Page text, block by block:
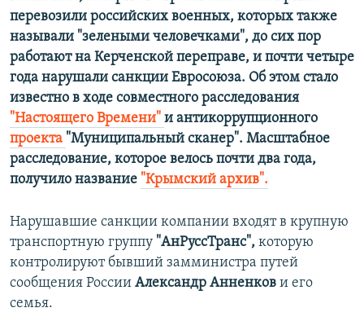
перевозили российских военных, которых также
называли "зелеными человечками", до сих пор
работают на Керченской переправе, и почти четыре
года нарушали санкции Евросоюза. Об этом стало
известно в ходе совместного расследования
"Настоящего Времени" и антикоррупционного
проекта "Муниципальный сканер". Масштабное
расследование, которое велось почти два года,
получило название "Крымский архив".
Нарушавшие санкции компании входят в крупную
транспортную группу "АнРуссТранс", которую
контролируют бывший замминистра путей
сообщения России Александр Анненков и его
семья.